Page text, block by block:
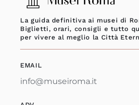
La guida definitiva ai musei di
Biglietti, orari, consigli e tutto
per vivere al meglio la Città
EMAIL
info@museiroma.it